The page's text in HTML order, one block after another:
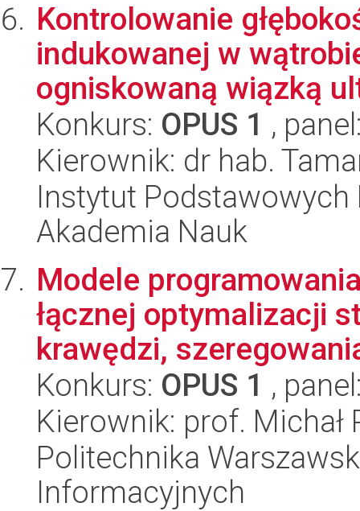
Kontrolowanie
indukowanej w
ogniskowaną wiązką
Konkurs: OPUS 1 ,
Kierownik: dr hab.
Instytut
Akademia Nauk
Modele
łącznej optymalizacji
krawędzi,
Konkurs: OPUS 1 ,
Kierownik: prof. Michał
Politechnika
Informacyjnych